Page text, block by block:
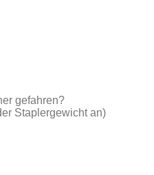
gefahren?
Staplergewicht an)